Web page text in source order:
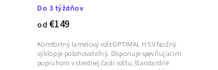
Do 3 týždňov
od €149
Komfortný lamelový rošt OPTIMAL H 5V Nožný
výklop je polohovateľný. Disponuje spevňujúcim
popruhom v strednej časti roštu, štandardné